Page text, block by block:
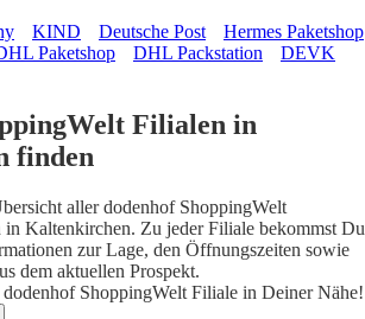
KIND Deutsche Post
Hermes Paketshop
Paketshop DHL Packstation
DEVK
Filialen in
finden
aller dodenhof ShoppingWelt
in Kaltenkirchen. Zu jeder Filiale bekommst Du
zur Lage, den Öffnungszeiten sowie
dem aktuellen Prospekt.
dodenhof ShoppingWelt Filiale in Deiner Nähe!